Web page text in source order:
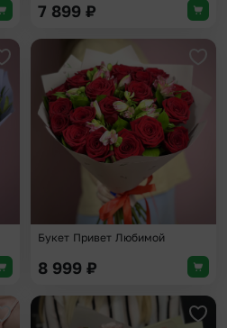
7 899 ₽
Добавить в избранное
Букет Привет Любимой
8 999 ₽